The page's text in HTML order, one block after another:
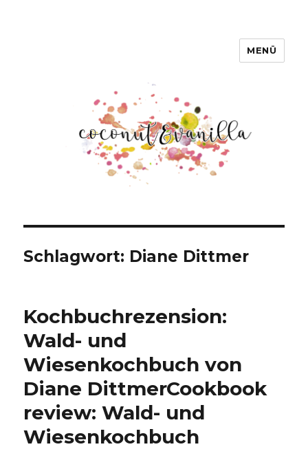
MENÜ
Schlagwort: Diane Dittmer
Kochbuchrezension:
Wald- und
Wiesenkochbuch von
Diane DittmerCookbook
review: Wald- und
Wiesenkochbuch